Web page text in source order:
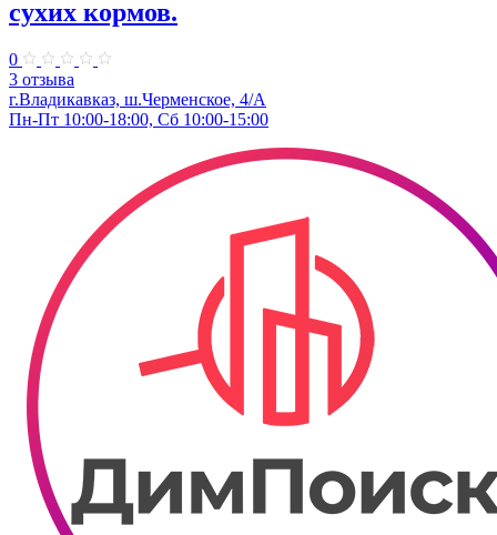
сухих кормов.
0
3 отзыва
г.Владикавказ, ​ш.Черменское, 4/А
Пн-Пт 10:00-18:00, Сб 10:00-15:00